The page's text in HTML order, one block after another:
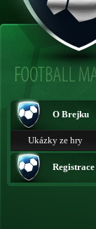
O Brejku
Ukázky ze hry
Registrace